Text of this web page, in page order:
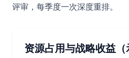
评审，每季度一次深度重排。
资源占用与战略收益（